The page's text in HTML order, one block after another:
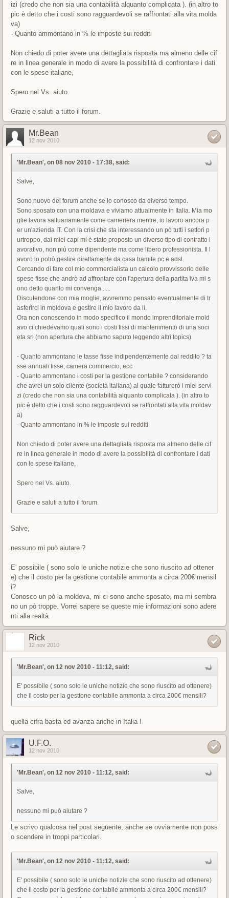
izi (credo che non sia una contabilità alquanto complicata ). (in altro to
pic è detto che i costi sono ragguardevoli se raffrontati alla vita molda
va)
- Quanto ammontano in % le imposte sui redditi
Non chiedo di poter avere una dettagliata risposta ma almeno delle cif
re in linea generale in modo di avere la possibilità di confrontare i dati
con le spese italiane,
Spero nel Vs. aiuto.
Grazie e saluti a tutto il forum.
Mr.Bean
12 nov 2010
'Mr.Bean', on 08 nov 2010 - 17:38, said:
Salve,
Sono nuovo del forum anche se lo conosco da diverso tempo.
Sono sposato con una moldava e viviamo attualmente in Italia. Mia mo
glie lavora saltuariamente come cameriera mentre, io lavoro ancora p
er un'azienda IT. Con la crisi che sta interessando un pò tutti i settori p
urtroppo, dai miei capi mi è stato proposto un diverso tipo di contratto l
avorativo, non più come dipendente ma come libero professionista. Il l
avoro lo potrò gestire direttamente da casa tramite pc e adsl.
Cercando di fare col mio commercialista un calcolo provvissorio delle
spese fisse che andrò ad affrontare con l'apertura della partita iva mi s
ono detto quanto mi convenga......
Discutendone con mia moglie, avvremmo pensato eventualmente di tr
asferirci in moldova e gestire il mio lavoro da lì.
Ora non conoscendo in modo specifico il mondo imprenditoriale mold
avo ci chiedevamo quali sono i costi fissi di mantenimento di una soci
eta srl (non apertura che abbiamo saputo leggendo altri topics)
- Quanto ammontano le tasse fisse indipendentemente dal reddito ? ta
sse annuali fisse, camera commercio, ecc
- Quanto ammontano i costi per la gestione contabile ? considerando
che avrei un solo cliente (società italiana) al quale fatturerò i miei servi
zi (credo che non sia una contabilità alquanto complicata ). (in altro to
pic è detto che i costi sono ragguardevoli se raffrontati alla vita moldav
a)
- Quanto ammontano in % le imposte sui redditi
Non chiedo di poter avere una dettagliata risposta ma almeno delle cif
re in linea generale in modo di avere la possibilità di confrontare i dati
con le spese italiane,
Spero nel Vs. aiuto.
Grazie e saluti a tutto il forum.
Salve,
nessuno mi può aiutare ?
E' possibile ( sono solo le uniche notizie che sono riuscito ad ottener
e) che il costo per la gestione contabile ammonta a circa 200€ mensil
i?
Conosco un pò la moldova, mi ci sono anche sposato, ma mi sembra
no un pò troppe. Vorrei sapere se queste mie informazioni sono adere
nti alla realtà.
Rick
12 nov 2010
'Mr.Bean', on 12 nov 2010 - 11:12, said:
E' possibile ( sono solo le uniche notizie che sono riuscito ad ottenere)
che il costo per la gestione contabile ammonta a circa 200€ mensili?
quella cifra basta ed avanza anche in Italia !
U.F.O.
12 nov 2010
'Mr.Bean', on 12 nov 2010 - 11:12, said:
Salve,
nessuno mi può aiutare ?
Le scrivo qualcosa nel post seguente, anche se ovviamente non poss
o scendere in troppi particolari.
'Mr.Bean', on 12 nov 2010 - 11:12, said:
E' possibile ( sono solo le uniche notizie che sono riuscito ad ottenere)
che il costo per la gestione contabile ammonta a circa 200€ mensili?